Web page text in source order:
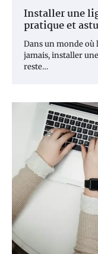
Installer une
pratique et
Dans un monde
jamais, installer
reste…